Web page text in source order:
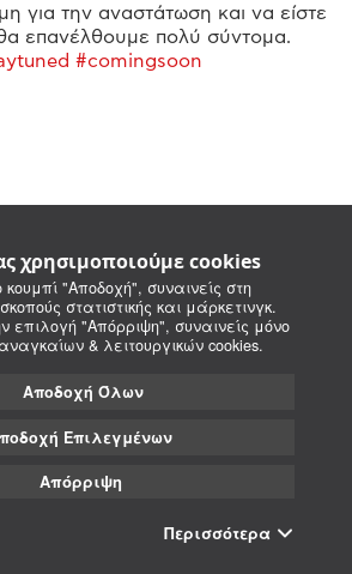
χρησιμοποιούμε cookies
κουμπί "Αποδοχή", συναινείς στη
στατιστικής και μάρκετινγκ.
επιλογή "Απόρριψη", συναινείς μόνο
& λειτουργικών cookies.
Αποδοχή Όλων
Επιλεγμένων
Απόρριψη
Περισσότερα
για την αναστάτωση και να είστε
θα επανέλθουμε πολύ σύντομα.
#comingsoon